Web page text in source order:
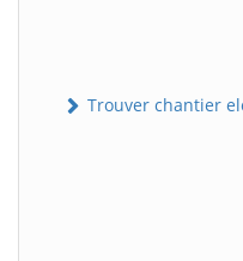
Trouver chantier